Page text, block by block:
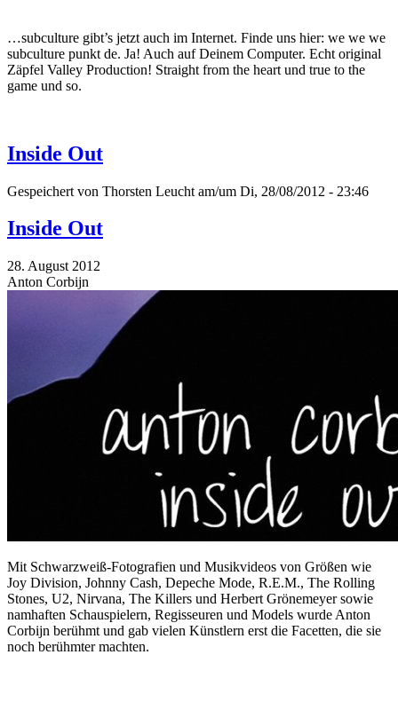
…subculture gibt’s jetzt auch im Internet. Finde uns hier: we we we
subculture punkt de. Ja! Auch auf Deinem Computer. Echt original
Zäpfel Valley Production! Straight from the heart und true to the
game und so.
Inside Out
Gespeichert von Thorsten Leucht am/um Di, 28/08/2012 - 23:46
Inside Out
28. August 2012
Anton Corbijn
Mit Schwarzweiß-Fotografien und Musikvideos von Größen wie
Joy Division, Johnny Cash, Depeche Mode, R.E.M., The Rolling
Stones, U2, Nirvana, The Killers und Herbert Grönemeyer sowie
namhaften Schauspielern, Regisseuren und Models wurde Anton
Corbijn berühmt und gab vielen Künstlern erst die Facetten, die sie
noch berühmter machten.